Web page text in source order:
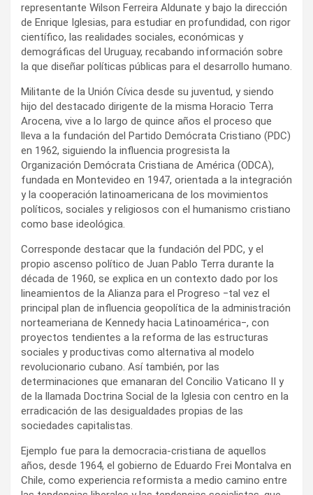
representante Wilson Ferreira Aldunate y bajo la dirección
de Enrique Iglesias, para estudiar en profundidad, con rigor
científico, las realidades sociales, económicas y
demográficas del Uruguay, recabando información sobre
la que diseñar políticas públicas para el desarrollo humano.
Militante de la Unión Cívica desde su juventud, y siendo
hijo del destacado dirigente de la misma Horacio Terra
Arocena, vive a lo largo de quince años el proceso que
lleva a la fundación del Partido Demócrata Cristiano (PDC)
en 1962, siguiendo la influencia progresista la
Organización Demócrata Cristiana de América (ODCA),
fundada en Montevideo en 1947, orientada a la integración
y la cooperación latinoamericana de los movimientos
políticos, sociales y religiosos con el humanismo cristiano
como base ideológica.
Corresponde destacar que la fundación del PDC, y el
propio ascenso político de Juan Pablo Terra durante la
década de 1960, se explica en un contexto dado por los
lineamientos de la Alianza para el Progreso ‒tal vez el
principal plan de influencia geopolítica de la administración
norteameriana de Kennedy hacia Latinoamérica‒, con
proyectos tendientes a la reforma de las estructuras
sociales y productivas como alternativa al modelo
revolucionario cubano. Así también, por las
determinaciones que emanaran del Concilio Vaticano II y
de la llamada Doctrina Social de la Iglesia con centro en la
erradicación de las desigualdades propias de las
sociedades capitalistas.
Ejemplo fue para la democracia-cristiana de aquellos
años, desde 1964, el gobierno de Eduardo Frei Montalva en
Chile, como experiencia reformista a medio camino entre